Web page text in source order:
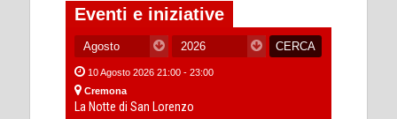
Eventi e iniziative
10 Agosto 2026 21:00 - 23:00
Cremona
La Notte di San Lorenzo